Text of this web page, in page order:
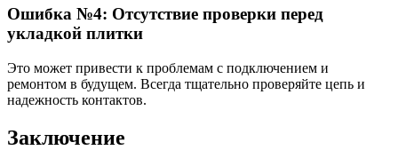
Ошибка №4: Отсутствие проверки перед
укладкой плитки
Это может привести к проблемам с подключением и
ремонтом в будущем. Всегда тщательно проверяйте цепь и
надежность контактов.
Заключение